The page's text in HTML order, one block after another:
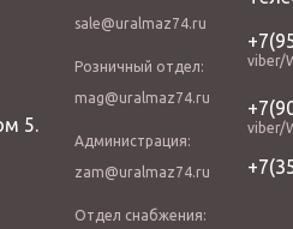
5.
sale@uralmaz74.ru
Розничный отдел:
mag@uralmaz74.ru
Администрация:
zam@uralmaz74.ru
Отдел снабжения:
viber/
viber/